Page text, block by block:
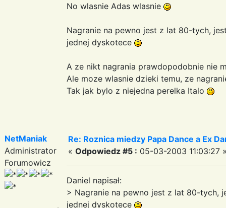
No wlasnie Adas wlasnie
Nagranie na pewno jest z lat 80-tych,
jednej dyskotece
A ze nikt nagrania prawdopodobnie nie
Ale moze wlasnie dzieki temu, ze
Tak jak bylo z niejedna perelka Italo
NetManiak
Administrator
Forumowicz
Re: Roznica miedzy Papa Dance a Ex
« Odpowiedz #5 : 05-03-2003 11:03:27
Daniel napisał:
> Nagranie na pewno jest z lat 80-tych,
jednej dyskotece